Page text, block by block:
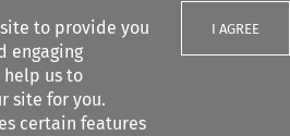
to provide you
engaging
us to
site for you.
certain features
I AGREE